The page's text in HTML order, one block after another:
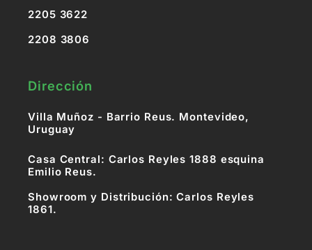
2205 3622
2208 3806
Dirección
Villa Muñoz - Barrio Reus. Montevideo,
Uruguay
Casa Central: Carlos Reyles 1888 esquina
Emilio Reus.
Showroom y Distribución: Carlos Reyles
1861.